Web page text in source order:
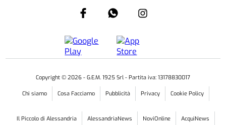
Copyright © 2026 - G.E.M. 1925 Srl - Partita iva: 13178830017
Chi siamo Cosa Facciamo Pubblicità Privacy Cookie Policy
Il Piccolo di Alessandria AlessandriaNews NoviOnline AcquiNews